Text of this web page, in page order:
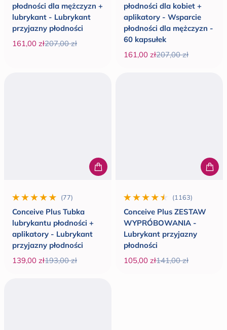
płodności dla mężczyzn +
lubrykant - Lubrykant
przyjazny płodności
161,00 zł207,00 zł
płodności dla kobiet +
aplikatory - Wsparcie
płodności dla mężczyzn -
60 kapsułek
161,00 zł207,00 zł
(77)
77 wszystkie recenzje
Conceive Plus Tubka
lubrykantu płodności +
aplikatory - Lubrykant
przyjazny płodności
139,00 zł193,00 zł
(1163)
1163 wszystkie recenzje
Conceive Plus ZESTAW
WYPRÓBOWANIA -
Lubrykant przyjazny
płodności
105,00 zł141,00 zł